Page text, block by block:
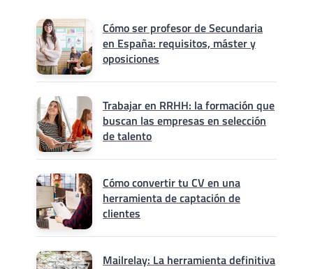
Cómo ser profesor de Secundaria
en España: requisitos, máster y
oposiciones
Trabajar en RRHH: la formación que
buscan las empresas en selección
de talento
Cómo convertir tu CV en una
herramienta de captación de
clientes
Mailrelay: La herramienta definitiva